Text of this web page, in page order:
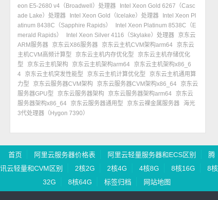
eon E5-2680 v4（Broadwell）处理器
Intel Xeon Gold 6267（Casc
ade Lake）处理器
Intel Xeon Gold（Icelake）处理器
Intel Xeon Pl
atinum 8438C（Sapphire Rapids）
Intel Xeon Platinum 8538C（E
merald Rapids）
Intel Xeon Silver 4116（Skylake）处理器
京东云
ARM服务器
京东云X86服务器 京东云主机CVM架构arm64
京东云
主机CVM高频计算型
京东云主机内存优化型
京东云主机存储优化
型
京东云主机架构 京东云主机架构arm64
京东云主机架构x86_6
4
京东云主机突发性能型 京东云主机计算优化型
京东云主机通用算
力型
京东云服务器CVM架构 京东云服务器CVM架构x86_64
京东云
服务器GPU型
京东云服务器架构 京东云服务器架构arm64
京东云
服务器架构x86_64
京东云服务器通用型 京东云裸金属服务器
海光
3代处理器（Hygon 7390）
首页 阿里云服务器价格表 阿里云轻量服务器和ECS区别
腾
讯云轻量和CVM区别
2核2G 2核4G 4核8G 8核16G
8核
32G
8核64G 标签归档 网站地图